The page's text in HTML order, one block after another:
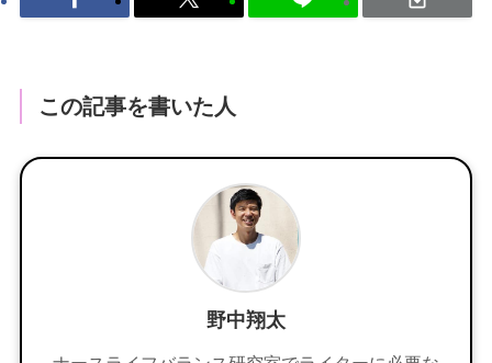
この記事を書いた人
野中翔太